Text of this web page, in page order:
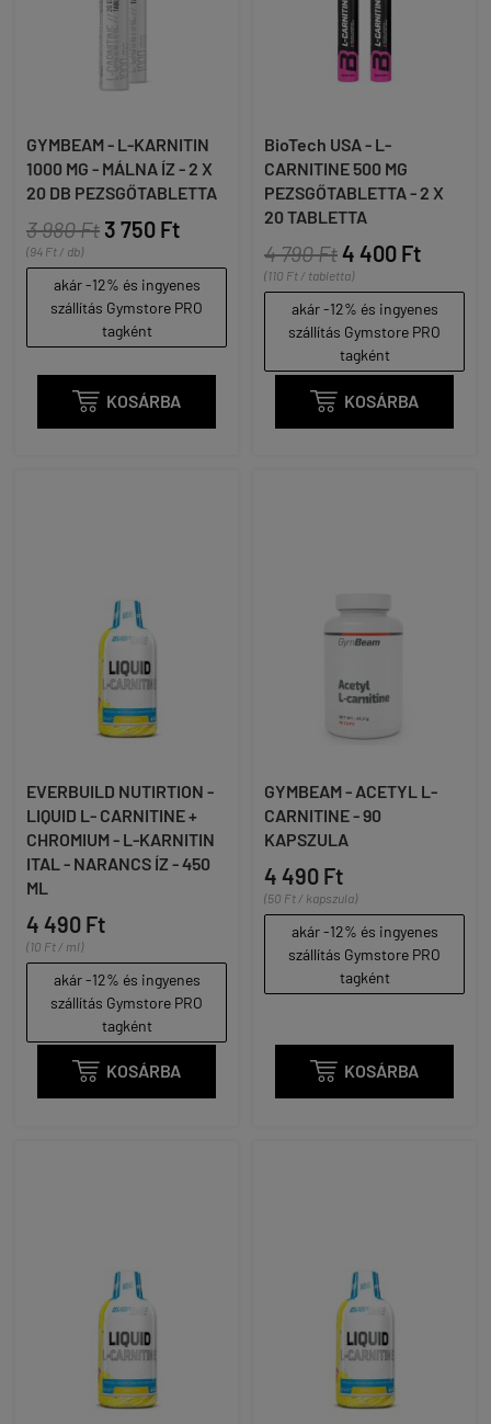
GYMBEAM - L-KARNITIN
1000 MG - MÁLNA ÍZ - 2 X
20 DB PEZSGŐTABLETTA
3 980 Ft 3 750 Ft
(94 Ft / db)
akár -12% és ingyenes
szállítás Gymstore PRO
tagként
 KOSÁRBA
BioTech USA - L-
CARNITINE 500 MG
PEZSGŐTABLETTA - 2 X
20 TABLETTA
4 790 Ft4 400 Ft
(110 Ft / tabletta)
akár -12% és ingyenes
szállítás Gymstore PRO
tagként
 KOSÁRBA
EVERBUILD NUTIRTION -
LIQUID L- CARNITINE +
CHROMIUM - L-KARNITIN
ITAL - NARANCS ÍZ - 450
ML
4 490 Ft
(10 Ft / ml)
akár -12% és ingyenes
szállítás Gymstore PRO
tagként
 KOSÁRBA
GYMBEAM - ACETYL L-
CARNITINE - 90
KAPSZULA
4 490 Ft
(50 Ft / kapszula)
akár -12% és ingyenes
szállítás Gymstore PRO
tagként
 KOSÁRBA